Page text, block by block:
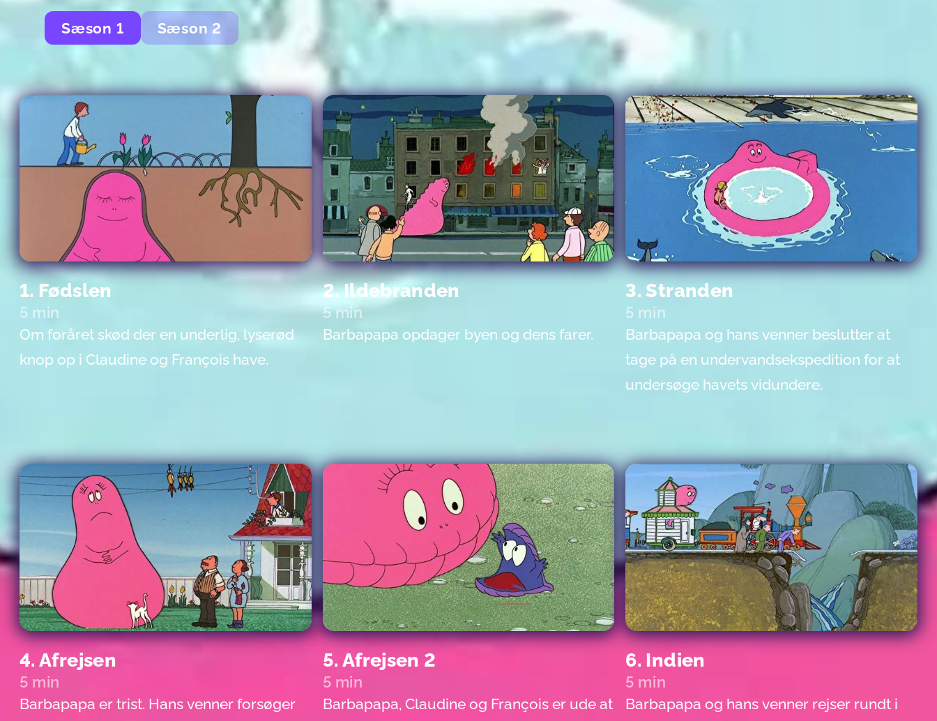
Sæson 1 Sæson 2
1. Fødslen
5 min
Om foråret skød der en underlig, lyserød
knop op i Claudine og François have.
2. Ildebranden
5 min
Barbapapa opdager byen og dens farer.
3. Stranden
5 min
Barbapapa og hans venner beslutter at
tage på en undervandsekspedition for at
undersøge havets vidundere.
4. Afrejsen
5 min
Barbapapa er trist. Hans venner forsøger
5. Afrejsen 2
5 min
Barbapapa, Claudine og François er ude at
6. Indien
5 min
Barbapapa og hans venner rejser rundt i